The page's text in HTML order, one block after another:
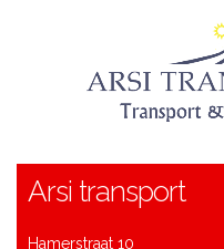
Arsi transport
Hamerstraat 10